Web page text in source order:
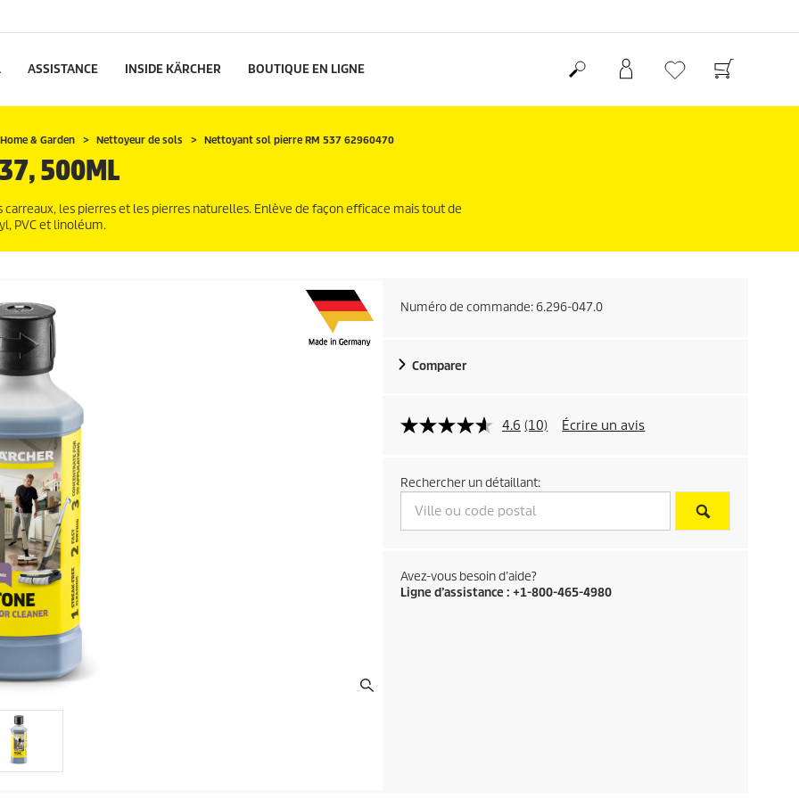
ASSISTANCE INSIDE KÄRCHER BOUTIQUE EN LIGNE
Home & Garden Nettoyeur de sols Nettoyant sol pierre RM 537 62960470
500ML
les pierres et les pierres naturelles. Enlève de façon efficace mais tout de
PVC et linoléum.
Numéro de commande:6.296-047.0
Comparer
4.6 (10) Écrire un avis
Rechercher un détaillant:
Avez-vous besoin d’aide?
Ligne d’assistance : +1-800-465-4980